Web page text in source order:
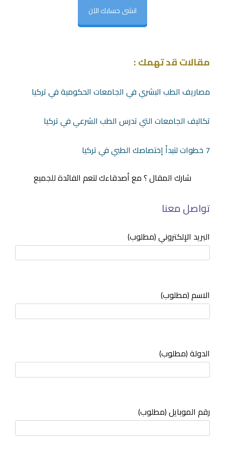
انشى حسابك الآن
مقالات قد تهمك :
مصاريف الطب البشري في الجامعات الحكومية في تركيا
تكاليف الجامعات التي تدرس الطب الشرعي في تركيا
7 خطوات لتبدأ إختصاصك الطبي في تركيا
شارك المقال ؟ مع أصدقاءك لتعم الفائدة للجميع
تواصل معنا
البريد الإلكتروني (مطلوب)
الاسم (مطلوب)
الدولة (مطلوب)
رقم الموبايل (مطلوب)